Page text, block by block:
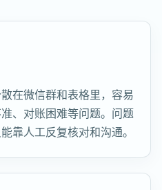
在微信群和表格里，容易
、对账困难等问题。问题
靠人工反复核对和沟通。